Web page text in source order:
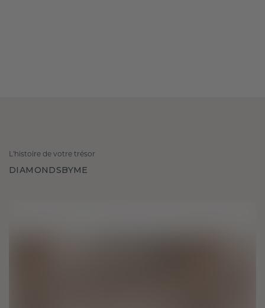
L'histoire de votre trésor
DIAMONDSBYME